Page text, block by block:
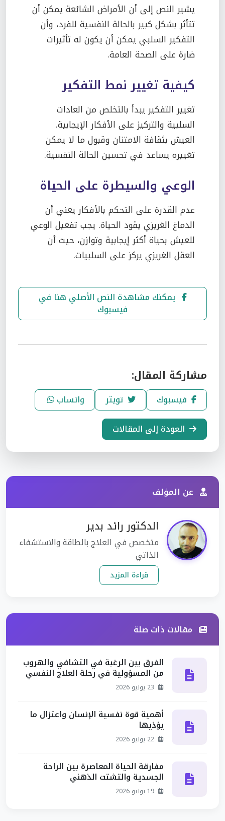
يشير النص إلى أن الأمراض الشائعة يمكن أن
تتأثر بشكل كبير بالحالة النفسية للفرد، وأن
التفكير السلبي يمكن أن يكون له تأثيرات
ضارة على الصحة العامة.
كيفية تغيير نمط التفكير
تغيير التفكير يبدأ بالتخلص من العادات
السلبية والتركيز على الأفكار الإيجابية.
العيش بثقافة الامتنان وقبول ما لا يمكن
تغييره يساعد في تحسين الحالة النفسية.
الوعي والسيطرة على الحياة
عدم القدرة على التحكم بالأفكار يعني أن
الدماغ الغريزي يقود الحياة. يجب تفعيل الوعي
للعيش بحياة أكثر إيجابية وتوازن، حيث أن
العقل الغريزي يركز على السلبيات.
يمكنك مشاهدة النص الأصلي هنا في
فيسبوك
مشاركة المقال:
فيسبوك تويتر
واتساب
العودة إلى المقالات
عن المؤلف
الدكتور رائد بدير
متخصص في العلاج بالطاقة والاستشفاء
الذاتي
قراءة المزيد
مقالات ذات صلة
الفرق بين الرغبة في التشافي والهروب
من المسؤولية في رحلة العلاج النفسي
أهمية قوة نفسية الإنسان واعتزال ما
يؤذيها
مفارقة الحياة المعاصرة بين الراحة
الجسدية والتشتت الذهني